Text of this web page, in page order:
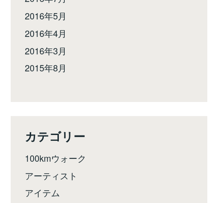
2016年5月
2016年4月
2016年3月
2015年8月
カテゴリー
100kmウォーク
アーティスト
アイテム